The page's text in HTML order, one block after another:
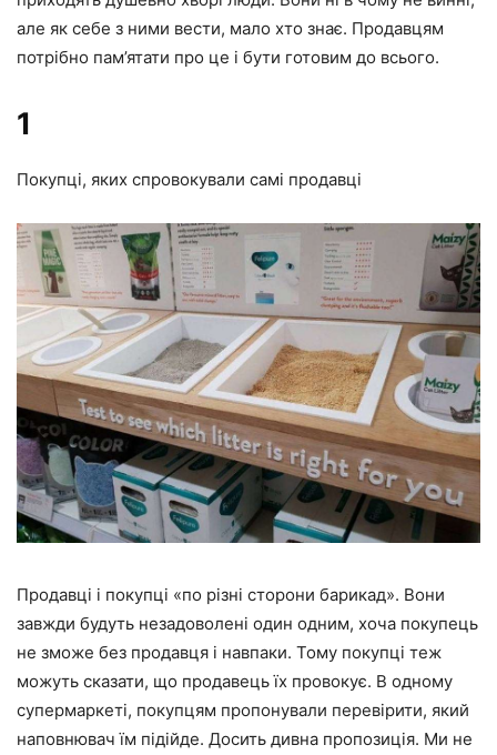
але як себе з ними вести, мало хто знає. Продавцям
потрібно пам’ятати про це і бути готовим до всього.
1
Покупці, яких спровокували самі продавці
Продавці і покупці «по різні сторони барикад». Вони
завжди будуть незадоволені один одним, хоча покупець
не зможе без продавця і навпаки. Тому покупці теж
можуть сказати, що продавець їх провокує. В одному
супермаркеті, покупцям пропонували перевірити, який
наповнювач їм підійде. Досить дивна пропозиція. Ми не